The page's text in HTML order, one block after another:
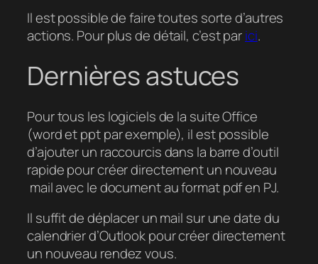
Il est possible de faire toutes sorte d’autres
actions. Pour plus de détail, c’est parici.
Dernières astuces
Pour tous les logiciels de la suite Office
(word et ppt par exemple), il est possible
d’ajouter un raccourcis dans la barre d’outil
rapide pour créer directement un nouveau
mail avec le document au format pdf en PJ.
Il suffit de déplacer un mail sur une date du
calendrier d’Outlook pour créer directement
un nouveau rendez vous.